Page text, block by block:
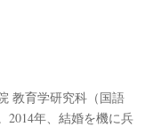
教育学研究科（国語
2014年、結婚を機に兵